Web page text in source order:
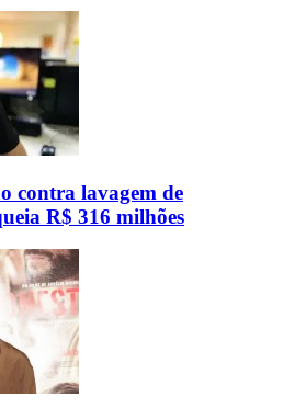
contra lavagem de
R$ 316 milhões